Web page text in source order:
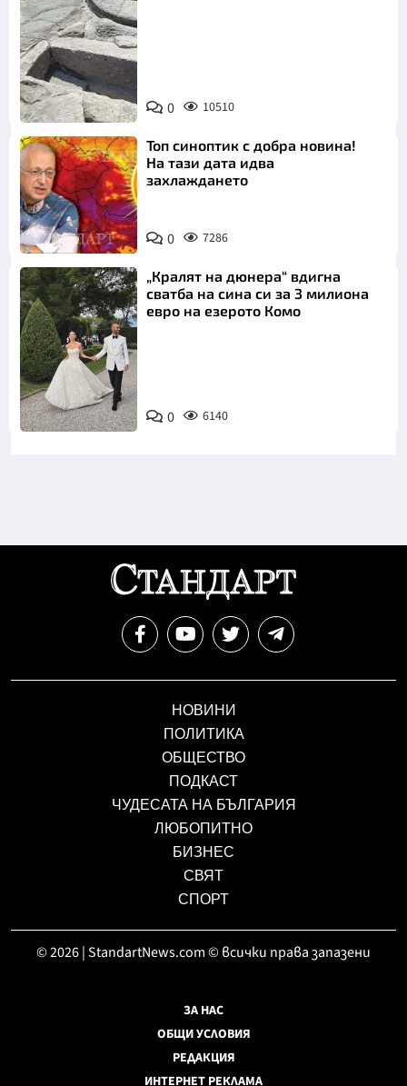
Снимка:
Bulgaria ON
AIR
0 10510
Топ синоптик с добра новина!
На тази дата идва
захлаждането
0 7286
Снимка:
Инстаграм
„Кралят на дюнера“ вдигна
сватба на сина си за 3 милиона
евро на езерото Комо
0 6140
НОВИНИ
ПОЛИТИКА
ОБЩЕСТВО
ПОДКАСТ
ЧУДЕСАТА НА БЪЛГАРИЯ
ЛЮБОПИТНО
БИЗНЕС
СВЯТ
СПОРТ
© 2026 | StandartNews.com © всички права запазени
ЗА НАС
ОБЩИ УСЛОВИЯ
РЕДАКЦИЯ
ИНТЕРНЕТ РЕКЛАМА